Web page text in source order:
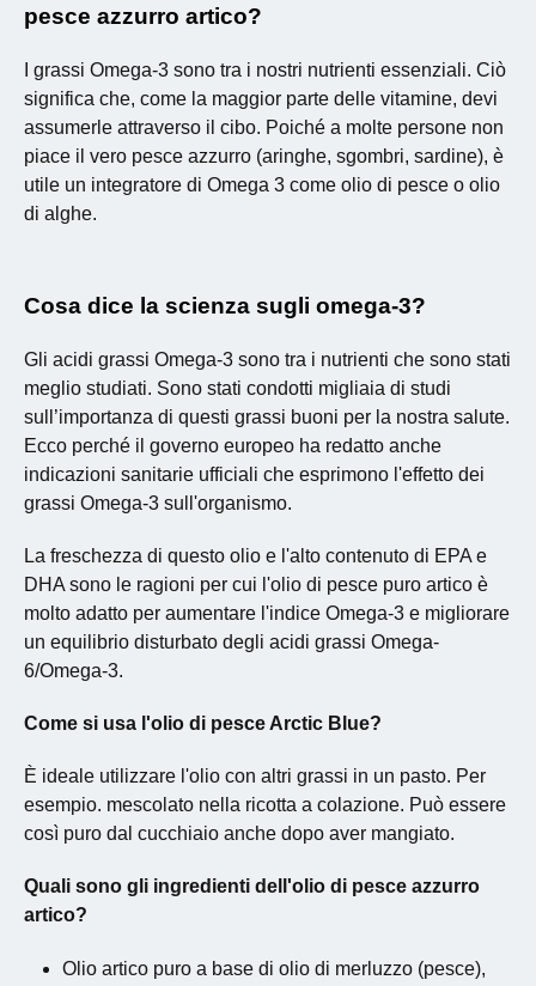
pesce azzurro artico?
I grassi Omega-3 sono tra i nostri nutrienti essenziali. Ciò
significa che, come la maggior parte delle vitamine, devi
assumerle attraverso il cibo. Poiché a molte persone non
piace il vero pesce azzurro (aringhe, sgombri, sardine), è
utile un integratore di Omega 3 come olio di pesce o olio
di alghe.
Cosa dice la scienza sugli omega-3?
Gli acidi grassi Omega-3 sono tra i nutrienti che sono stati
meglio studiati. Sono stati condotti migliaia di studi
sull’importanza di questi grassi buoni per la nostra salute.
Ecco perché il governo europeo ha redatto anche
indicazioni sanitarie ufficiali che esprimono l'effetto dei
grassi Omega-3 sull'organismo.
La freschezza di questo olio e l'alto contenuto di EPA e
DHA sono le ragioni per cui l'olio di pesce puro artico è
molto adatto per aumentare l'indice Omega-3 e migliorare
un equilibrio disturbato degli acidi grassi Omega-
6/Omega-3.
Come si usa l'olio di pesce Arctic Blue?
È ideale utilizzare l'olio con altri grassi in un pasto. Per
esempio. mescolato nella ricotta a colazione. Può essere
così puro dal cucchiaio anche dopo aver mangiato.
Quali sono gli ingredienti dell'olio di pesce azzurro
artico?
Olio artico puro a base di olio di merluzzo (pesce),